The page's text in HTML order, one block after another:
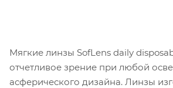
Мягкие линзы SofLens daily
отчетливое зрение при любой
асферического дизайна. Линзы